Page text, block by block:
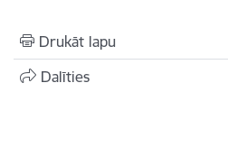
Drukāt lapu
Dalīties